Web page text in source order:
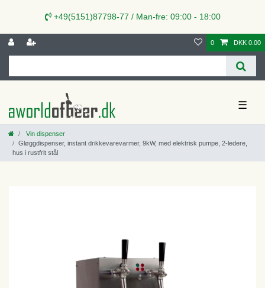
+49(5151)87798-77 / Man-fre: 09:00 - 18:00
0 DKK 0.00
☰
Vin dispenser
Gløggdispenser, instant drikkevarevarmer, 9kW, med elektrisk pumpe, 2-ledere,
hus i rustfrit stål